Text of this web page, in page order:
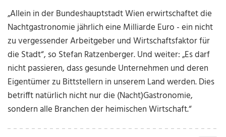
„Allein in der Bundeshauptstadt Wien erwirtschaftet die
Nachtgastronomie jährlich eine Milliarde Euro - ein nicht
zu vergessender Arbeitgeber und Wirtschaftsfaktor für
die Stadt“, so Stefan Ratzenberger. Und weiter: „Es darf
nicht passieren, dass gesunde Unternehmen und deren
Eigentümer zu Bittstellern in unserem Land werden. Dies
betrifft natürlich nicht nur die (Nacht)Gastronomie,
sondern alle Branchen der heimischen Wirtschaft.“